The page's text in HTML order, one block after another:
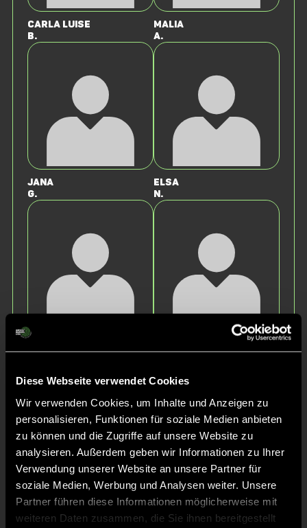
Diese Webseite verwendet Cookies
Wir verwenden Cookies, um Inhalte und Anzeigen zu
personalisieren, Funktionen für soziale Medien anbieten
zu können und die Zugriffe auf unsere Website zu
analysieren. Außerdem geben wir Informationen zu Ihrer
Verwendung unserer Website an unsere Partner für
soziale Medien, Werbung und Analysen weiter. Unsere
Partner führen diese Informationen möglicherweise mit
weiteren Daten zusammen, die Sie ihnen bereitgestellt
Carla Luise
B.
Malia
A.
Jana
G.
Elsa
N.
Milena
S.
P.
Josephine
Leni